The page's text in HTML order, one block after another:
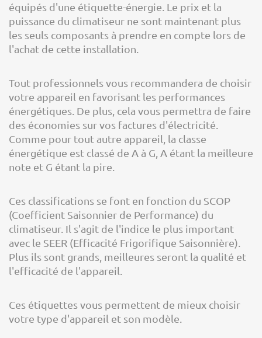
équipés d'une étiquette-énergie. Le prix et la
puissance du climatiseur ne sont maintenant plus
les seuls composants à prendre en compte lors de
l'achat de cette installation.
Tout professionnels vous recommandera de choisir
votre appareil en favorisant les performances
énergétiques. De plus, cela vous permettra de faire
des économies sur vos factures d'électricité.
Comme pour tout autre appareil, la classe
énergétique est classé de A à G, A étant la meilleure
note et G étant la pire.
Ces classifications se font en fonction du SCOP
(Coefficient Saisonnier de Performance) du
climatiseur. Il s'agit de l'indice le plus important
avec le SEER (Efficacité Frigorifique Saisonnière).
Plus ils sont grands, meilleures seront la qualité et
l'efficacité de l'appareil.
Ces étiquettes vous permettent de mieux choisir
votre type d'appareil et son modèle.